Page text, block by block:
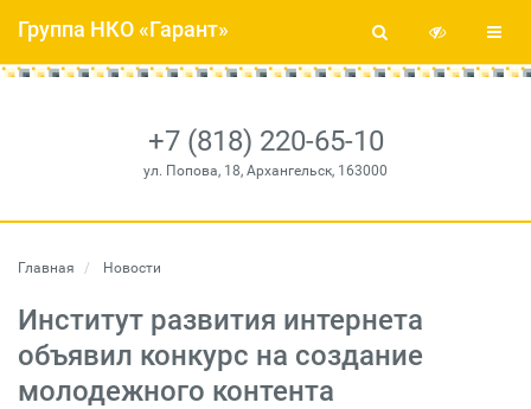
+7 (818) 220-65-10
ул. Попова, 18, Архангельск, 163000
Группа НКО «Гарант»
Главная Новости
Институт развития интернета
объявил конкурс на создание
молодежного контента